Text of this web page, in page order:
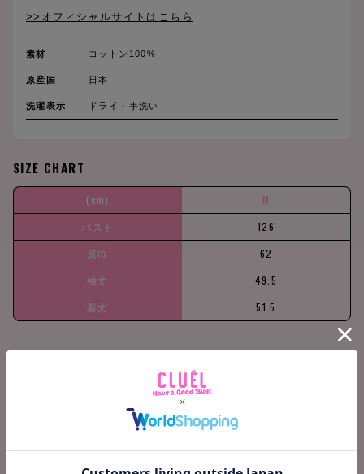
>>オフィシャルサイトはこちら
素材 コットン100%
原産国 日本
洗濯表示 ドライ・手洗い
SIZE CHART
(cm)
M
バスト
126
肩巾
62
袖丈
49.5
着丈
51.5
Waist +10c
m
COORDINATE ITEMS